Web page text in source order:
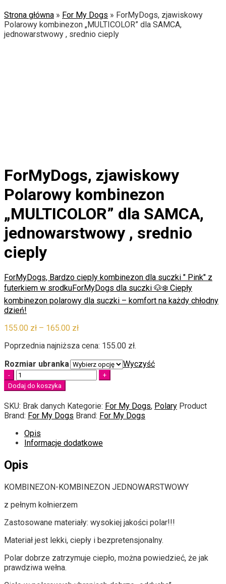
Strona główna » For My Dogs » ForMyDogs, zjawiskowy
Polarowy kombinezon „MULTICOLOR” dla SAMCA,
jednowarstwowy , srednio cieply
ForMyDogs, zjawiskowy
Polarowy kombinezon
„MULTICOLOR” dla SAMCA,
jednowarstwowy , srednio
cieply
ForMyDogs, Bardzo cieply kombinezon dla suczki " Pink" z
futerkiem w srodkuForMyDogs dla suczki 🐶❄️ Ciepły
kombinezon polarowy dla suczki – komfort na każdy chłodny
dzień!
155.00 zł – 165.00 złZakres
od
do
165.00 zł
Poprzednia najniższa cena: 155.00 zł.
Rozmiar ubranka
Wyczyść
Quantity
Dodaj do koszyka
SKU: Brak danych Kategorie: For My Dogs, Polary Product
Brand: For My Dogs Brand: For My Dogs
Opis
Informacje dodatkowe
Opis
KOMBINEZON-KOMBINEZON JEDNOWARSTWOWY
z pełnym kołnierzem
Zastosowane materiały: wysokiej jakości polar!!!
Materiał jest lekki, ciepły i bezpretensjonalny.
Polar dobrze zatrzymuje ciepło, można powiedzieć, że jak
prawdziwa wełna.